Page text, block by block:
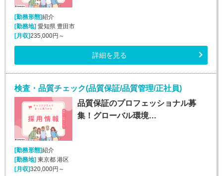
[勤務形態]紹介
[勤務地]愛知県 豊田市
[月収]235,000円～
詳細を見る
検査・品質チェック(品質保証/品質管理/正社員)
品質保証のプロフェッショナル募
集！グローバル環境…
[勤務形態]紹介
[勤務地]東京都 港区
[月収]320,000円～